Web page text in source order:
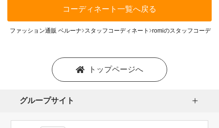
コーディネート一覧へ戻る
ファッション通販 ベルーナ スタッフコーディネート romiのスタッフコーディ
トップページへ
グループサイト